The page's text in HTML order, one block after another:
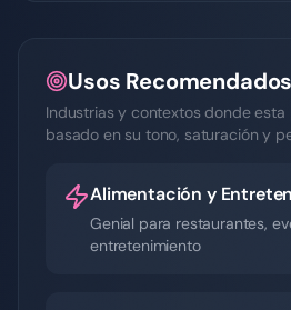
Usos Recomendados
Industrias y contextos donde esta
basado en su tono, saturación y
Alimentación y
Genial para restaurantes,
entretenimiento